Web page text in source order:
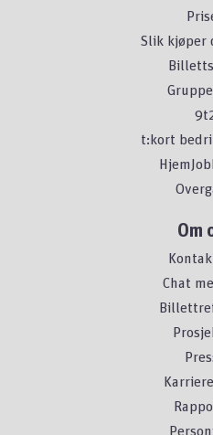
Slik
t:kort
Om
Chat